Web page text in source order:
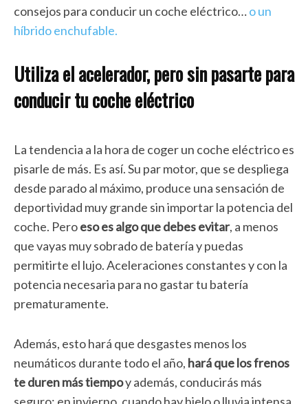
consejos para conducir un coche eléctrico…o un
híbrido enchufable.
Utiliza el acelerador, pero sin pasarte para
conducir tu coche eléctrico
La tendencia a la hora de coger un coche eléctrico es
pisarle de más. Es así. Su par motor, que se despliega
desde parado al máximo, produce una sensación de
deportividad muy grande sin importar la potencia del
coche. Peroeso es algo que debes evitar, a menos
que vayas muy sobrado de batería y puedas
permitirte el lujo. Aceleraciones constantes y con la
potencia necesaria para no gastar tu batería
prematuramente.
Además, esto hará que desgastes menos los
neumáticos durante todo el año, hará que los frenos
te duren más tiempoy además, conducirás más
seguro: en invierno, cuando hay hielo o lluvia intensa,